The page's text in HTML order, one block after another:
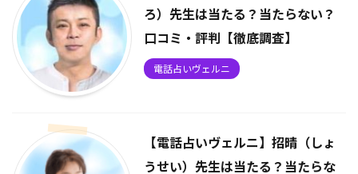
ろ）先生は当たる？当たらない？
口コミ・評判【徹底調査】
電話占いヴェルニ
【電話占いヴェルニ】招晴（しょ
うせい）先生は当たる？当たらな